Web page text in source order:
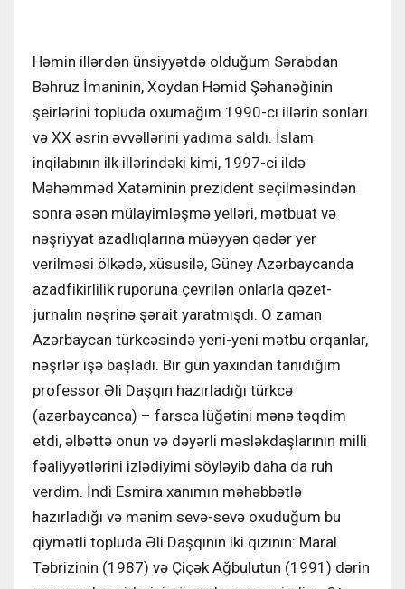
Həmin illərdən ünsiyyətdə olduğum Sərabdan
Bəhruz İmaninin, Xoydan Həmid Şəhanəğinin
şeirlərini topluda oxumağım 1990-cı illərin sonları
və XX əsrin əvvəllərini yadıma saldı. İslam
inqilabının ilk illərindəki kimi, 1997-ci ildə
Məhəmməd Xatəminin prezident seçilməsindən
sonra əsən mülayimləşmə yelləri, mətbuat və
nəşriyyat azadlıqlarına müəyyən qədər yer
verilməsi ölkədə, xüsusilə, Güney Azərbaycanda
azadfikirlilik ruporuna çevrilən onlarla qəzet-
jurnalın nəşrinə şərait yaratmışdı. O zaman
Azərbaycan türkcəsində yeni-yeni mətbu orqanlar,
nəşrlər işə başladı. Bir gün yaxından tanıdığım
professor Əli Daşqın hazırladığı türkcə
(azərbaycanca) – farsca lüğətini mənə təqdim
etdi, əlbəttə onun və dəyərli məsləkdaşlarının milli
fəaliyyətlərini izlədiyimi söyləyib daha da ruh
verdim. İndi Esmira xanımın məhəbbətlə
hazırladığı və mənim sevə-sevə oxuduğum bu
qiymətli topluda Əli Daşqının iki qızının: Maral
Təbrizinin (1987) və Çiçək Ağbulutun (1991) dərin